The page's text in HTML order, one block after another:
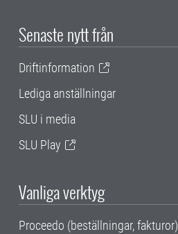
Senaste nytt från
Driftinformation
Lediga anställningar
SLU i media
SLU Play
Vanliga verktyg
Proceedo (beställningar, fakturor)